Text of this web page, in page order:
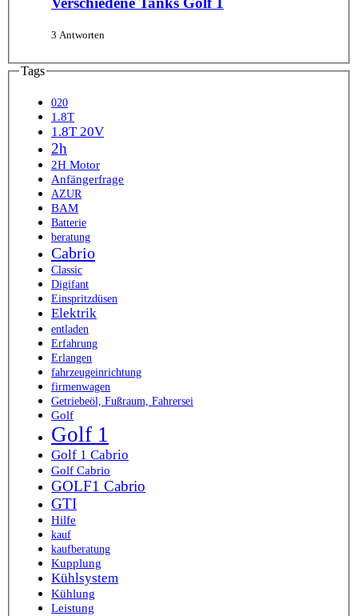
3 Antworten
Tags
020
1.8T
1.8T 20V
2h
2H Motor
Anfängerfrage
AZUR
BAM
Batterie
beratung
Cabrio
Classic
Digifant
Einspritzdüsen
Elektrik
entladen
Erfahrung
Erlangen
fahrzeugeinrichtung
firmenwagen
Getriebeöl, Fußraum, Fahrersei
Golf
Golf 1
Golf 1 Cabrio
Golf Cabrio
GOLF1 Cabrio
GTI
Hilfe
kauf
kaufberatung
Kupplung
Kühlsystem
Kühlung
Leistung